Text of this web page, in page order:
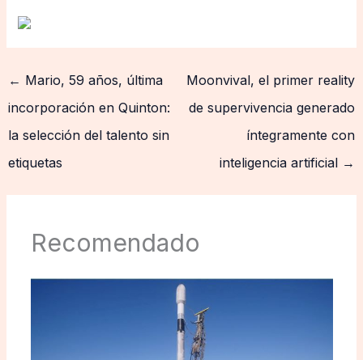
← Mario, 59 años, última
incorporación en Quinton:
la selección del talento sin
etiquetas
Moonvival, el primer reality
de supervivencia generado
íntegramente con
inteligencia artificial →
Recomendado